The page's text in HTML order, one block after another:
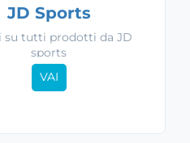
JD Sports
su tutti prodotti da JD
sports
VAI